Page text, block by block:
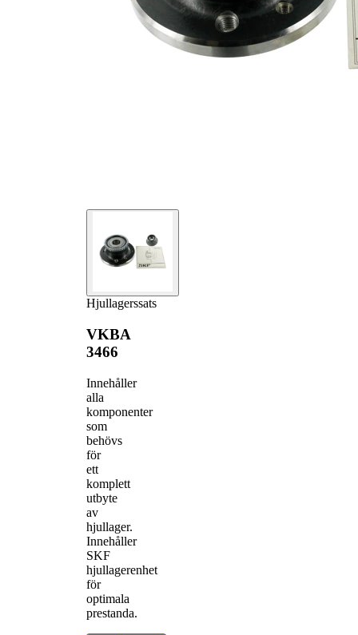
Hjullagerssats
VKBA
3466
Innehåller
alla
komponenter
som
behövs
för
ett
komplett
utbyte
av
hjullager.
Innehåller
SKF
hjullagerenhet
för
optimala
prestanda.